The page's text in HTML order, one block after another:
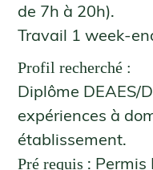
de 7h à 20h).
Travail 1 week-
Profil recherché :
Diplôme DEAES/
expériences à
établissement.
Pré requis : Permis